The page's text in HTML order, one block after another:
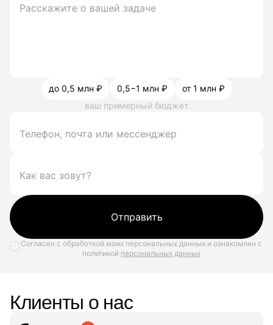
до 0,5 млн ₽ 0,5−1 млн ₽
от 1 млн ₽
ваш примерный бюджет
Отправить
Согласен с обработкой моих персональных данных и ознакомлен с
политикой персональных данных
Клиенты о нас